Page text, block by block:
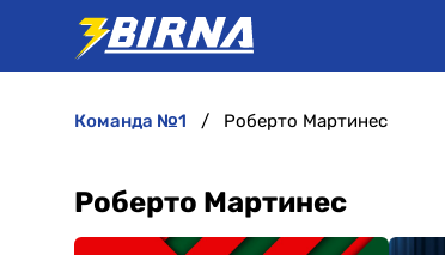
команда №1 Роберто Мартинес
Роберто Мартинес